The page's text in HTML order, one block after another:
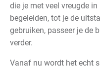
die je met veel vreugde
begeleiden, tot je de
gebruiken, passeer je de
verder.
Vanaf nu wordt het echt